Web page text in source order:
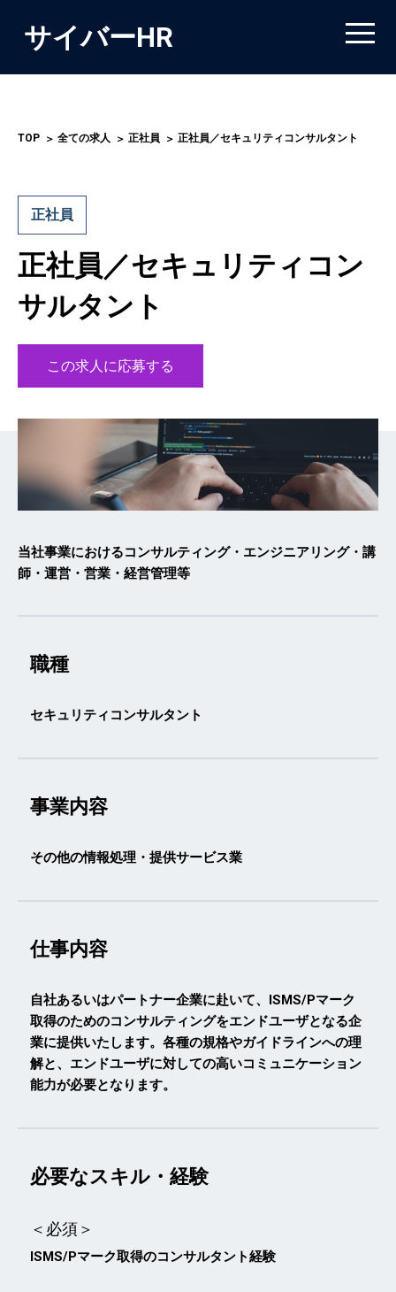
サイバーHR
TOP 全ての求人 正社員 正社員／セキュリティコンサルタント
正社員
正社員／セキュリティコン
サルタント
この求人に応募する
当社事業におけるコンサルティング・エンジニアリング・講
師・運営・営業・経営管理等
職種
セキュリティコンサルタント
事業内容
その他の情報処理・提供サービス業
仕事内容
自社あるいはパートナー企業に赴いて、ISMS/Pマーク
取得のためのコンサルティングをエンドユーザとなる企
業に提供いたします。各種の規格やガイドラインへの理
解と、エンドユーザに対しての高いコミュニケーション
能力が必要となります。
必要なスキル・経験
＜必須＞
ISMS/Pマーク取得のコンサルタント経験